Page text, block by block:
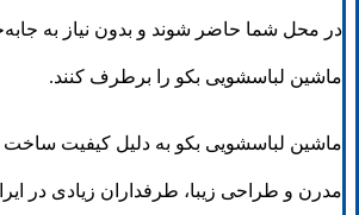
در محل شما حاضر شوند و بدون نیاز به
ماشین لباسشویی بکو را برطرف کنند.
ماشین لباسشویی بکو به دلیل کیفیت ساخت
مدرن و طراحی زیبا، طرفداران زیادی در